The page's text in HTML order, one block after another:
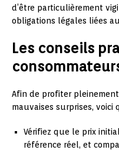
d’être particulièrement
obligations légales liées
Les conseils
Afin de profiter
mauvaises surprises, voici
Vérifiez que le prix
référence réel, et